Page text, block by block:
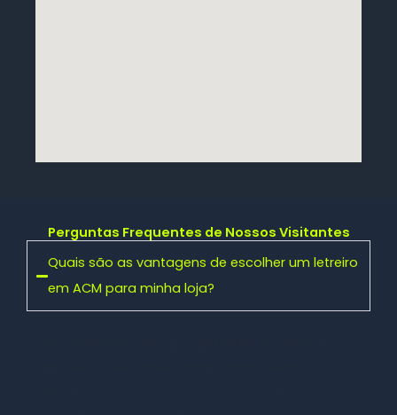
Perguntas Frequentes de Nossos Visitantes
Quais são as vantagens de escolher um letreiro
em ACM para minha loja?